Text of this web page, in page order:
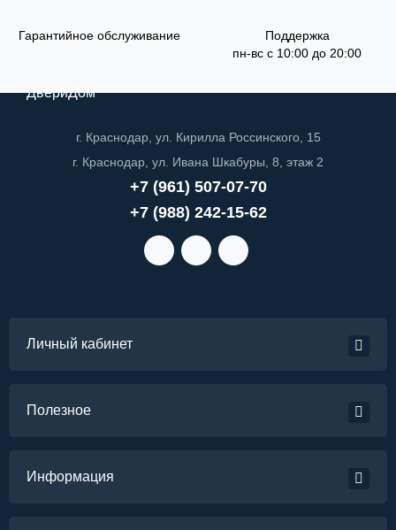
Гарантийное обслуживание
Поддержка
пн-вс с 10:00 до 20:00
ДвериДом
г. Краснодар, ул. Кирилла Россинского, 15
г. Краснодар, ул. Ивана Шкабуры, 8, этаж 2
+7 (961) 507-07-70
+7 (988) 242-15-62
Личный кабинет
Полезное
Информация